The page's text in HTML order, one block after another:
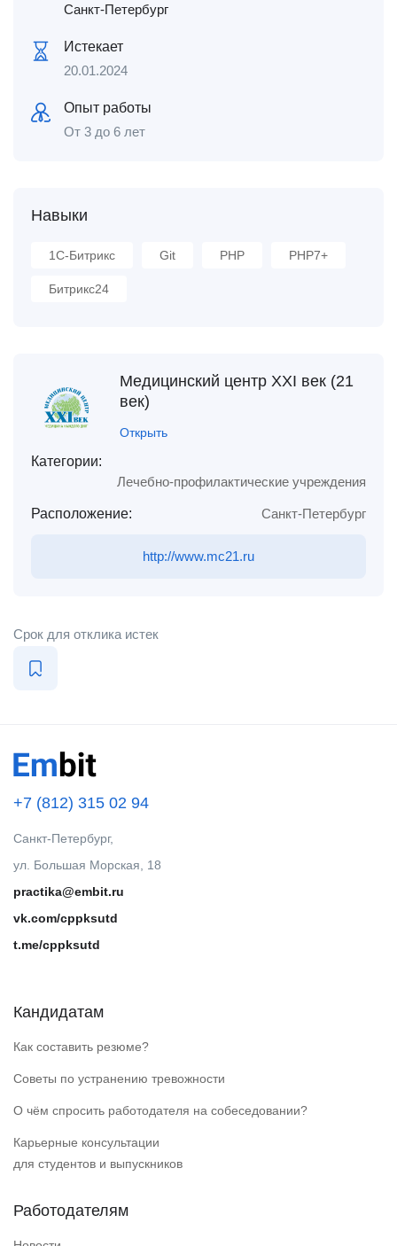
Санкт-Петербург
Истекает
20.01.2024
Опыт работы
От 3 до 6 лет
Навыки
1С-Битрикс Git PHP PHP7+
Битрикс24
Медицинский центр XXI век (21
век)
Открыть
Категории:
Лечебно-профилактические учреждения
Расположение: Санкт-Петербург
http://www.mc21.ru
Срок для отклика истек
+7 (812) 315 02 94
Санкт-Петербург,
ул. Большая Морская, 18
practika@embit.ru
vk.com/cppksutd
t.me/cppksutd
Кандидатам
Как составить резюме?
Советы по устранению тревожности
О чём спросить работодателя на собеседовании?
Карьерные консультации
для студентов и выпускников
Работодателям